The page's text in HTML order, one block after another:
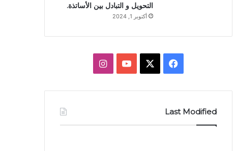
التحويل و التبادل بين الأساتذة.
أكتوبر 1, 2024
ب
ي
ا
ت
Last Modified